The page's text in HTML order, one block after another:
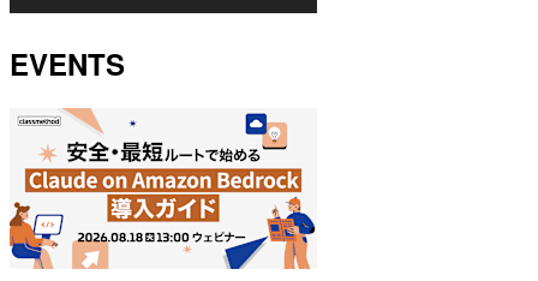
EVENTS